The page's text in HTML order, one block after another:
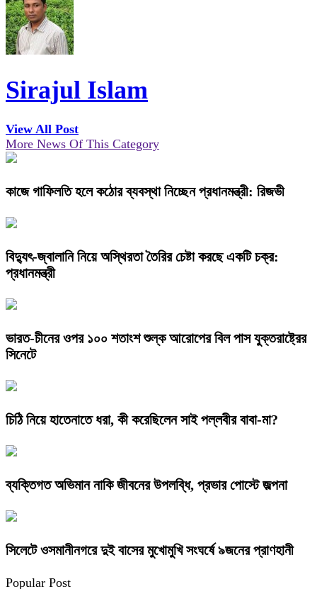
Sirajul Islam
View All Post
More News Of This Category
কাজে গাফিলতি হলে কঠোর ব্যবস্থা নিচ্ছেন প্রধানমন্ত্রী: রিজভী
বিদ্যুৎ-জ্বালানি নিয়ে অস্থিরতা তৈরির চেষ্টা করছে একটি চক্র:
প্রধানমন্ত্রী
ভারত-চীনের ওপর ১০০ শতাংশ শুল্ক আরোপের বিল পাস যুক্তরাষ্ট্রের
সিনেটে
চিঠি নিয়ে হাতেনাতে ধরা, কী করেছিলেন সাই পল্লবীর বাবা-মা?
ব্যক্তিগত অভিমান নাকি জীবনের উপলব্ধি, প্রভার পোস্টে জল্পনা
সিলেটে ওসমানীনগরে দুই বাসের মুখোমুখি সংঘর্ষে ৯জনের প্রাণহানী
Popular Post